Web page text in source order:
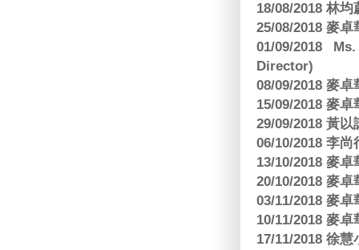
18/08/2018 林
25/08/2018 麥
01/09/2018
Director)
08/09/2018 麥
15/09/2018 麥
29/09/2018 黃
06/10/2018 李
13/10/2018 麥
20/10/2018 麥
03/11/2018 麥
10/11/2018 麥
17/11/2018 徐